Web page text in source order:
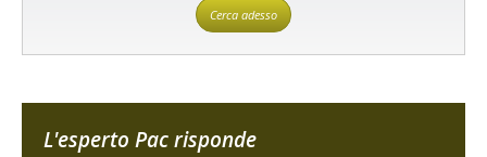
Cerca adesso
L'esperto Pac risponde